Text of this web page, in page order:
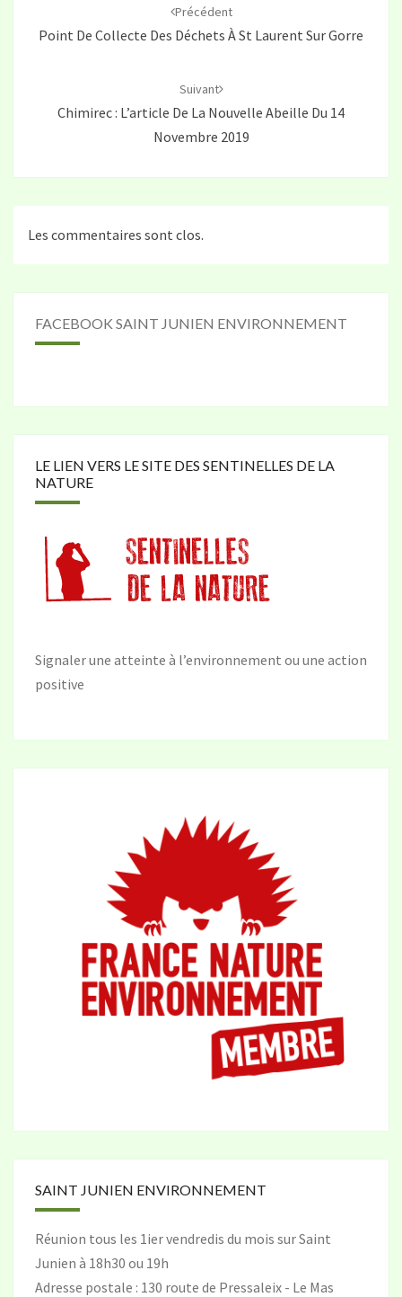
Précédent
Point De Collecte Des Déchets À St Laurent Sur Gorre
Suivant
Chimirec : L’article De La Nouvelle Abeille Du 14
Novembre 2019
Les commentaires sont clos.
FACEBOOK SAINT JUNIEN ENVIRONNEMENT
LE LIEN VERS LE SITE DES SENTINELLES DE LA
NATURE
Signaler une atteinte à l’environnement ou une action
positive
SAINT JUNIEN ENVIRONNEMENT
Réunion tous les 1ier vendredis du mois sur Saint
Junien à 18h30 ou 19h
Adresse postale : 130 route de Pressaleix - Le Mas